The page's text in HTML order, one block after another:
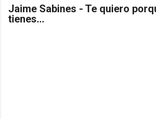
Jaime Sabines - Te quiero
tienes...